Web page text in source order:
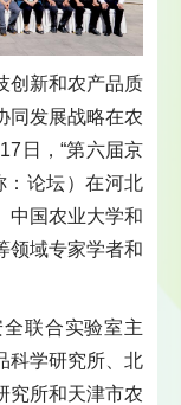
创新和农产品质
同发展战略在农
日，“第六届京
：论坛）在河北
中国农业大学和
领域专家学者和
联合实验室主
科学研究所、北
究所和天津市农